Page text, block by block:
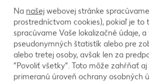
premiešame med, horčicu,
Na našej webovej stránke
prostredníctvom cookies), pokiaľ je
spracúvame Vaše lokalizačné údaje,
pseudonymných štatistík alebo pre
alebo tretej osoby, avšak len za
“Povoliť všetky”. Toto môže zahŕňať
primeranú úroveň ochrany osobných